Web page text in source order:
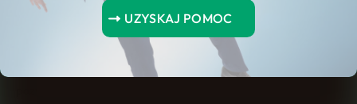
UZYSKAJ POMOC
konsumencką? Odpowiedź na to pytanie brzmi: tak, ale w
określonych okolicznościach.
Upadłość konsumencka
jest postępowaniem prawnym, które